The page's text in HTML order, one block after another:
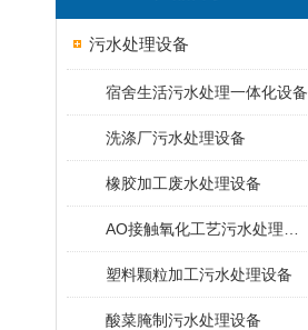
污水处理设备
宿舍生活污水处理一体化设备
洗涤厂污水处理设备
橡胶加工废水处理设备
塑料颗粒加工污水处理设备
酸菜腌制污水处理设备